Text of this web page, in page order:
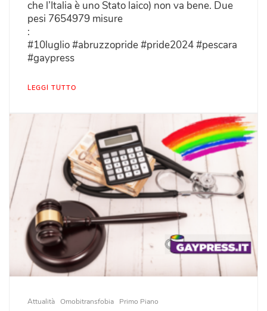
che l’Italia è uno Stato laico) non va bene. Due
pesi 7654979 misure
:
#10luglio #abruzzopride #pride2024 #pescara
#gaypress
LEGGI TUTTO
Attualità Omobitransfobia Primo Piano